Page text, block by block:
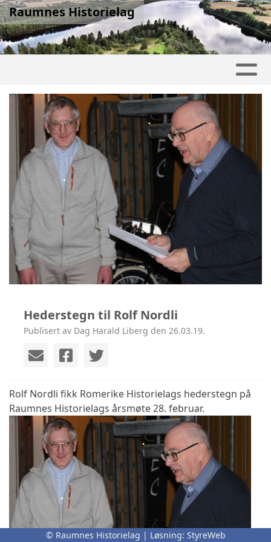
Raumnes Historielag
Hederstegn til Rolf Nordli
Publisert av Dag Harald Liberg den 26.03.19.
Rolf Nordli fikk Romerike Historielags hederstegn på
Raumnes Historielags årsmøte 28. februar.
© Raumnes Historielag | Løsning: StyreWeb